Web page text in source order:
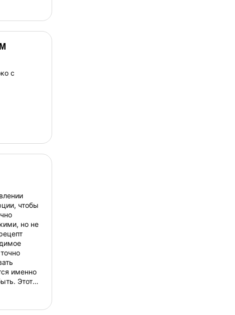
с
чтобы
но не
именно
Этот
только